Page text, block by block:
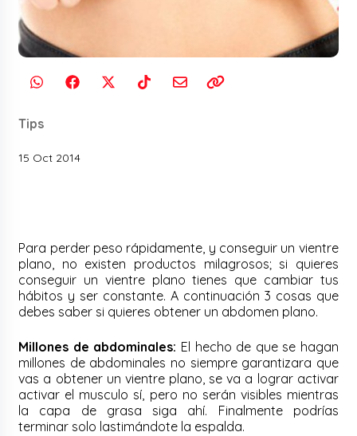
Tips
15 Oct 2014
Para perder peso rápidamente, y conseguir un vientre
plano, no existen productos milagrosos; si quieres
conseguir un vientre plano tienes que cambiar tus
hábitos y ser constante. A continuación 3 cosas que
debes saber si quieres obtener un abdomen plano.
Millones de abdominales: El hecho de que se hagan
millones de abdominales no siempre garantizara que
vas a obtener un vientre plano, se va a lograr activar
activar el musculo sí, pero no serán visibles mientras
la capa de grasa siga ahí. Finalmente podrías
terminar solo lastimándote la espalda.